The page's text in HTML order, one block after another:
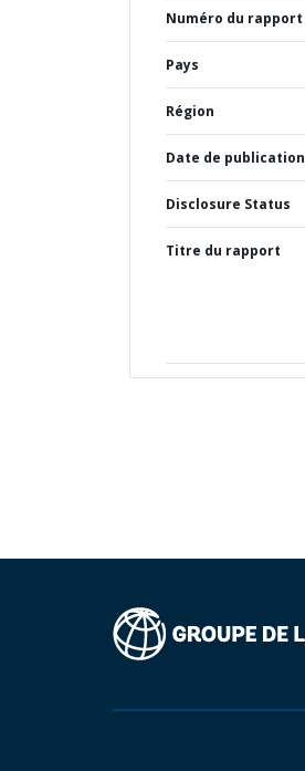
Numéro du rapport
Pays
Région
Date de publication
Disclosure Status
Titre du rapport